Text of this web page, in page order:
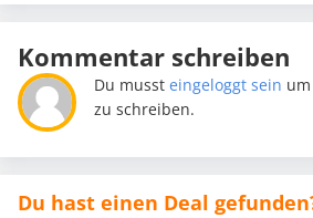
Kommentar schreiben
Du mussteingeloggt sein
zu schreiben.
Du hast einen Deal